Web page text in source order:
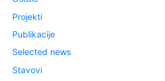
Projekti
Publikacije
Selected news
Stavovi